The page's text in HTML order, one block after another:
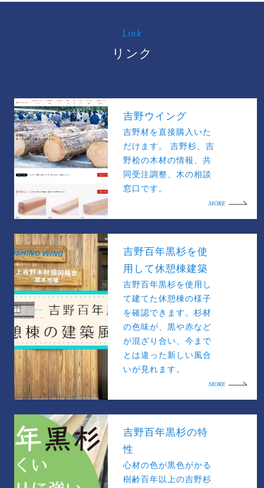
Link
リンク
吉野ウイング
吉野材を直接購入いた
だけます。 吉野杉、吉
野桧の木材の情報、共
同受注調整、木の相談
窓口です。
MORE
吉野百年黒杉を使
用して休憩棟建築
吉野百年黒杉を使用し
て建てた休憩棟の様子
を確認できます。杉材
の色味が、黒や赤など
が混ざり合い、今まで
とは違った新しい風合
いが見れます。
MORE
吉野百年黒杉の特
性
心材の色が黒色がかる
樹齢百年以上の吉野杉